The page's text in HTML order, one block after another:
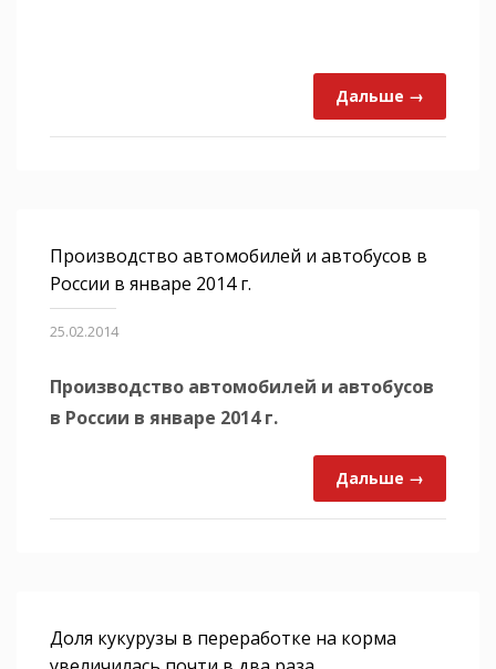
Дальше →
Производство автомобилей и автобусов в
России в январе 2014 г.
25.02.2014
Производство автомобилей и автобусов
в России в январе 2014 г.
Дальше →
Доля кукурузы в переработке на корма